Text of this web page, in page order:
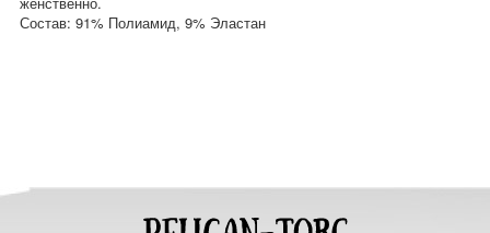
Состав: 91% Полиамид, 9% Эластан